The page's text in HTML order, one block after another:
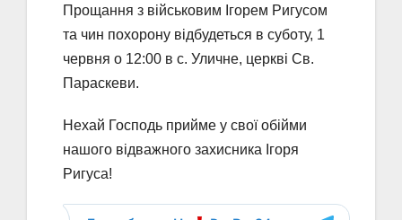
Прощання з військовим Ігорем Ригусом
та чин похорону відбудеться в суботу, 1
червня о 12:00 в с. Уличне, церкві Св.
Параскеви.
Нехай Господь прийме у свої обійми
нашого відважного захисника Ігоря
Ригуса!